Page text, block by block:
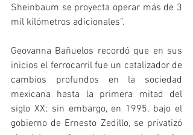
Sheinbaum se proyecta operar más de 3
mil kilómetros adicionales”.
Geovanna Bañuelos recordó que en sus
inicios el ferrocarril fue un catalizador de
cambios profundos en la sociedad
mexicana hasta la primera mitad del
siglo XX; sin embargo, en 1995, bajo el
gobierno de Ernesto Zedillo, se privatizó